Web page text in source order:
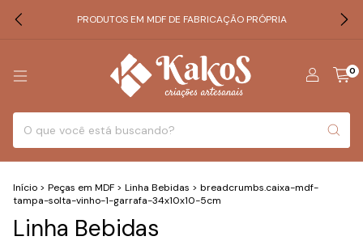
PRODUTOS EM MDF DE FABRICAÇÃO PRÓPRIA
0
Início > Peças em MDF > Linha Bebidas > breadcrumbs.caixa-mdf-
tampa-solta-vinho-1-garrafa-34x10x10-5cm
Linha Bebidas